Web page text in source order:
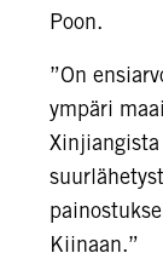
Poon.
”On
ympäri
Kiinaan.”